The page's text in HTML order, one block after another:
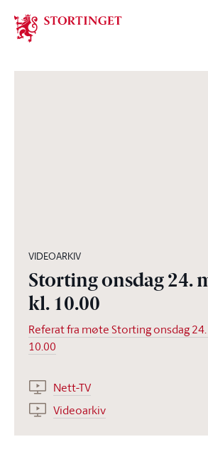
Stortinget.no
VIDEOARKIV
Storting onsdag 24.
kl. 10.00
Referat fra møte Storting onsdag
10.00
Nett-TV
Videoarkiv